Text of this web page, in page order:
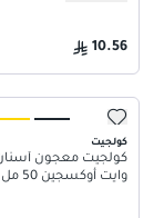
10.56
كولجيت
كولجيت معجون أسنان
وايت أوكسجين 50 مل